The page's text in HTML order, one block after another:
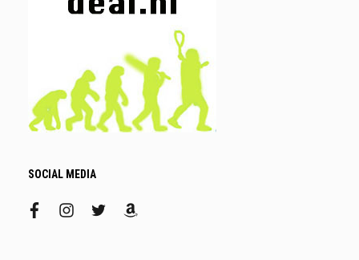
SOCIAL MEDIA
facebookinstagram
twitteramazon